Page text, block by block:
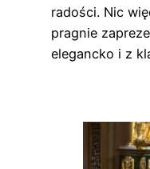
radości. Nic
pragnie
elegancko i z